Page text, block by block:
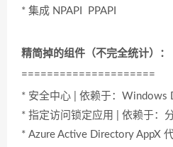
* 集成 NPAPI PPAPI
精简掉的组件（不完全统计）：
=====================
* 安全中心 | 依赖于：Windows
* 指定访问锁定应用 | 依赖于：
* Azure Active Directory AppX